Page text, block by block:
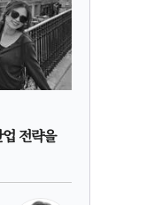
전략을